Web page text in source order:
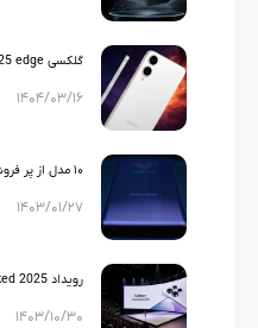
قیمت و مقایسه با
۱۴۰۴/۰۳/۱۶
۱۰ مدل از پر فروش ترین گوشی های سامسونگ
۱۴۰۳/۰۱/۲۷
باشیم؟
۱۴۰۳/۱۰/۳۰